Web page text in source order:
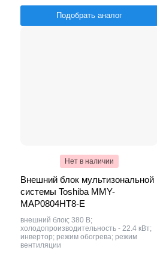
Подобрать аналог
Нет в наличии
Внешний блок мультизональной
системы Toshiba MMY-
MAP0804HT8-E
внешний блок; 380 В;
холодопроизводительность - 22.4 кВт;
инвертор; режим обогрева; режим
вентиляции